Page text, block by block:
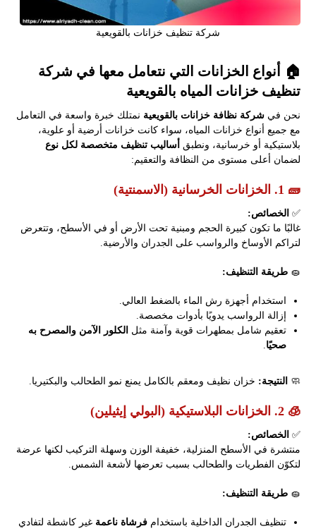
شركة تنظيف خزانات بالقويعية
🏠 أنواع الخزانات التي نتعامل معها في شركة
تنظيف خزانات المياه بالقويعية
نحن فيشركة نظافة خزانات بالقويعية نمتلك خبرة واسعة في التعامل
مع جميع أنواع خزانات المياه، سواء كانت خزانات أرضية أو علوية،
بلاستيكية أو خرسانية، ونطبق أساليب تنظيف متخصصة لكل نوع
لضمان أعلى مستوى من النظافة والتعقيم:
🧱 1. الخزانات الخرسانية (الاسمنتية)
✅ الخصائص:
غالبًا ما تكون كبيرة الحجم ومبنية تحت الأرض أو في الأسطح، وتتعرض
لتراكم الأوساخ والرواسب على الجدران والأرضية.
🧽طريقة التنظيف:
استخدام أجهزة رش الماء بالضغط العالي.
إزالة الرواسب يدويًا بأدوات مخصصة.
تعقيم شامل بمطهرات قوية وآمنة مثل الكلور الآمن والمصرح به
صحيًا.
🧼 النتيجة: خزان نظيف ومعقم بالكامل يمنع نمو الطحالب والبكتيريا.
🧊 2. الخزانات البلاستيكية (البولي إيثيلين)
✅ الخصائص:
منتشرة في الأسطح المنزلية، خفيفة الوزن وسهلة التركيب لكنها عرضة
لتكوّن الفطريات والطحالب بسبب تعرضها لأشعة الشمس.
🧽طريقة التنظيف:
تنظيف الجدران الداخلية باستخدامفرشاة ناعمة غير كاشطة لتفادي